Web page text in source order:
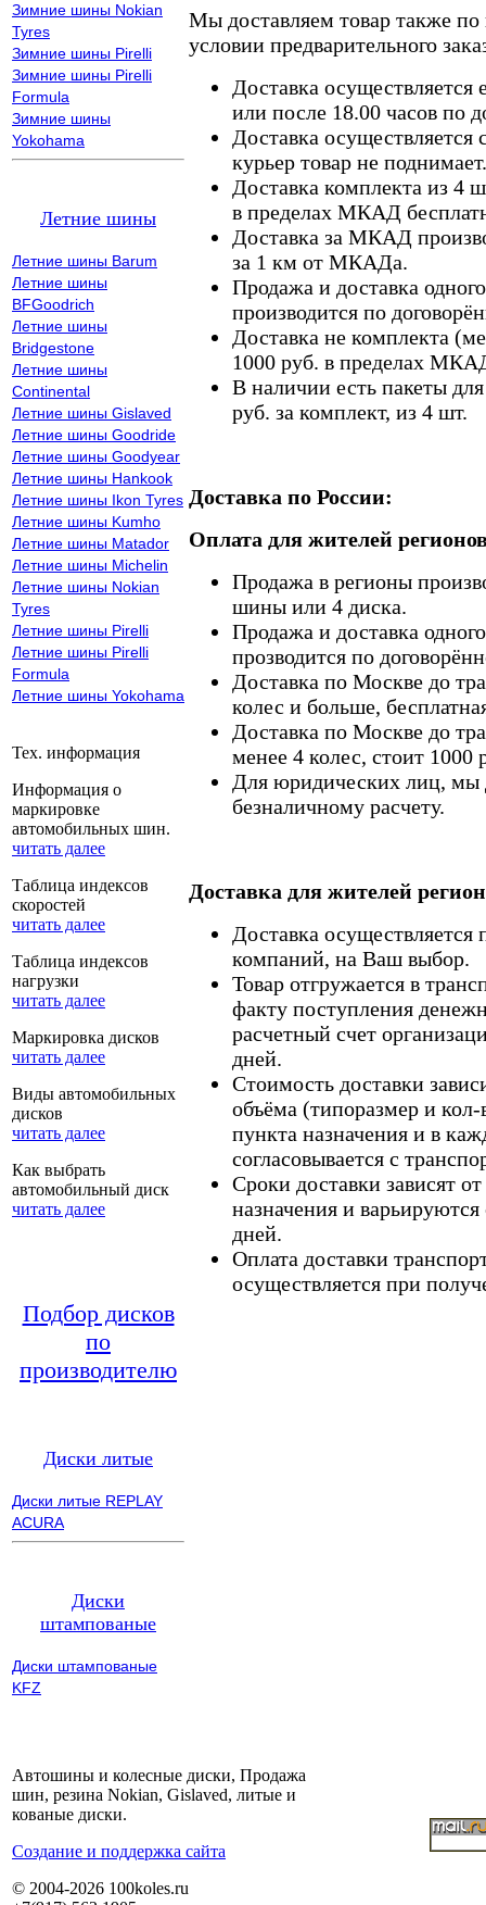
Зимние шины Nokian
Tyres
Зимние шины Pirelli
Зимние шины Pirelli
Formula
Зимние шины
Yokohama
Летние шины
Летние шины Barum
Летние шины
BFGoodrich
Летние шины
Bridgestone
Летние шины
Continental
Летние шины Gislaved
Летние шины Goodride
Летние шины Goodyear
Летние шины Hankook
Летние шины Ikon Tyres
Летние шины Kumho
Летние шины Matador
Летние шины Michelin
Летние шины Nokian
Tyres
Летние шины Pirelli
Летние шины Pirelli
Formula
Летние шины Yokohama
Тех. информация
Информация о
маркировке
автомобильных шин.
читать далее
Таблица индексов
скоростей
читать далее
Таблица индексов
нагрузки
читать далее
Маркировка дисков
читать далее
Виды автомобильных
дисков
читать далее
Как выбрать
автомобильный диск
читать далее
Подбор дисков
по
производителю
Диски литые
Диски литые REPLAY
ACURA
Диски
штампованые
Диски штампованые
KFZ
Мы доставляем товар также
условии предварительного
Доставка осуществляется
или после 18.00 часов по
Доставка осуществляется
курьер товар не поднимает.
Доставка комплекта из 4
в пределах МКАД
Доставка за МКАД
за 1 км от МКАДа.
Продажа и доставка
производится по
Доставка не комплекта
1000 руб. в пределах
В наличии есть пакеты
руб. за комплект, из 4 шт.
Доставка по России:
Оплата для жителей
Продажа в регионы
шины или 4 диска.
Продажа и доставка
прозводится по
Доставка по Москве до
колес и больше,
Доставка по Москве до
менее 4 колес, стоит 1000
Для юридических лиц, мы
безналичному расчету.
Доставка для жителей
Доставка
компаний, на Ваш выбор.
Товар отгружается в
факту поступления
расчетный счет
дней.
Стоимость доставки
объёма (типоразмер и кол-
пункта назначения и в
согласовывается с
Сроки доставки зависят
назначения и
дней.
Оплата доставки
осуществляется при
Автошины и колесные диски, Продажа
шин, резина Nokian, Gislaved, литые и
кованые диски.
Cоздание и поддержка сайта
© 2004-2026 100koles.ru